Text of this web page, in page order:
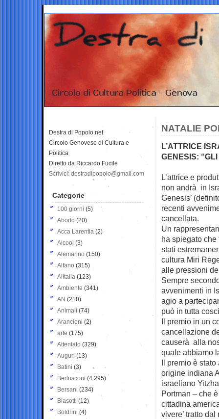
NATALIE
L’ATTRICE
GENESIS:
L’attrice e
non andrà in
Genesis’
recenti
cancellata.
Un
ha spiegato che
stati
cultura Miri
alle pressioni
Sempre
avvenimenti in
agio a
può in tutta
Il premio in un
cancellazione
causerà alla
quale abbiamo
Il premio è
origine indiana
israeliano
Portman – che
cittadina
vivere’ tratto
Destra di Popolo.net
Circolo Genovese di Cultura e
Politica
Diretto da Riccardo Fucile
Scrivici: destradipopolo@gmail.com
Categorie
100 giorni (5)
Aborto (20)
Acca Larentia (2)
Alcool (3)
Alemanno (150)
Alfano (315)
Alitalia (123)
Ambiente (341)
AN (210)
Animali (74)
Arancioni (2)
arte (175)
Attentato (329)
Auguri (13)
Batini (3)
Berlusconi (4.295)
Bersani (234)
Biasotti (12)
Boldrini (4)